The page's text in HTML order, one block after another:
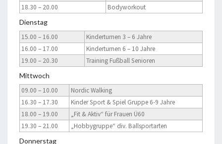
18.30 – 20.00
Bodyworkout
Dienstag
15.00 – 16.00
Kinderturnen 3 – 6 Jahre
16.00 – 17.00
Kinderturnen 6 – 10 Jahre
19.00 – 20.30
Training Fußball Senioren
Mittwoch
09.00 – 10.00
Nordic Walking
16.30 – 17.30
Kinder Sport & Spiel Gruppe 6-9 Jahre
18.00 – 19.00
„Fit & Aktiv“ für Frauen Ü60
19.30 – 21.00
„Hobbygruppe“ div. Ballsportarten
Donnerstag